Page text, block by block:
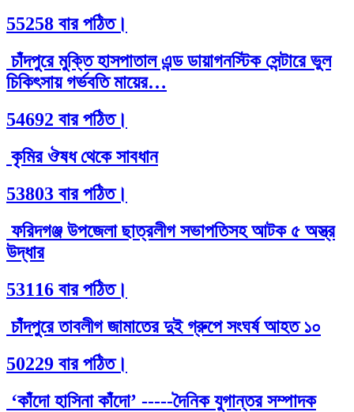
55258 বার পঠিত।
চাঁদপুরে মুক্তি হাসপাতাল এন্ড ডায়াগনস্টিক সেন্টারে ভুল
চিকিৎসায় গর্ভবতি মায়ের…
54692 বার পঠিত।
কৃমির ঔষধ থেকে সাবধান
53803 বার পঠিত।
ফরিদগঞ্জ উপজেলা ছাত্রলীগ সভাপতিসহ আটক ৫ অস্ত্র
উদ্ধার
53116 বার পঠিত।
চাঁদপুরে তাবলীগ জামাতের দুই গ্রুপে সংঘর্ষ আহত ১০
50229 বার পঠিত।
‘কাঁদো হাসিনা কাঁদো’ -----দৈনিক যুগান্তর সম্পাদক